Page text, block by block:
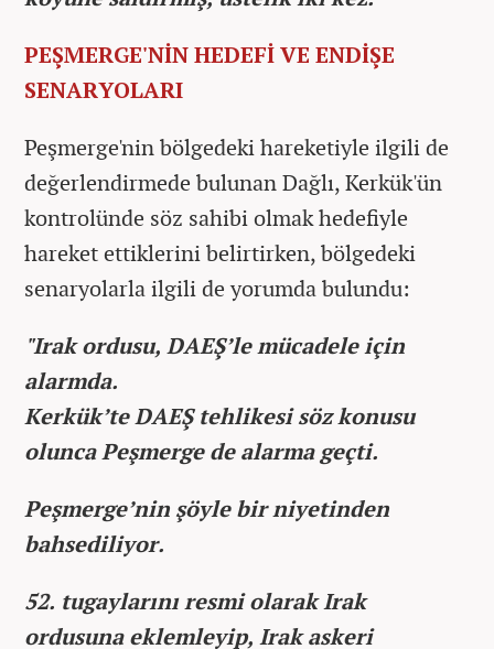
PEŞMERGE'NİN HEDEFİ VE ENDİŞE
SENARYOLARI
Peşmerge'nin bölgedeki hareketiyle ilgili de
değerlendirmede bulunan Dağlı, Kerkük'ün
kontrolünde söz sahibi olmak hedefiyle
hareket ettiklerini belirtirken, bölgedeki
senaryolarla ilgili de yorumda bulundu:
"Irak ordusu, DAEŞ’le mücadele için
alarmda.
Kerkük’te DAEŞ tehlikesi söz konusu
olunca Peşmerge de alarma geçti.
Peşmerge’nin şöyle bir niyetinden
bahsediliyor.
52. tugaylarını resmi olarak Irak
ordusuna eklemleyip, Irak askeri